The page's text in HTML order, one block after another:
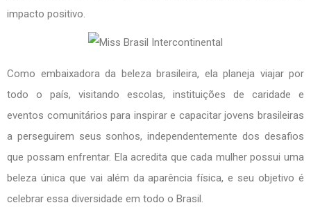
impacto positivo.
Como embaixadora da beleza brasileira, ela planeja viajar por
todo o país, visitando escolas, instituições de caridade e
eventos comunitários para inspirar e capacitar jovens brasileiras
a perseguirem seus sonhos, independentemente dos desafios
que possam enfrentar. Ela acredita que cada mulher possui uma
beleza única que vai além da aparência física, e seu objetivo é
celebrar essa diversidade em todo o Brasil.